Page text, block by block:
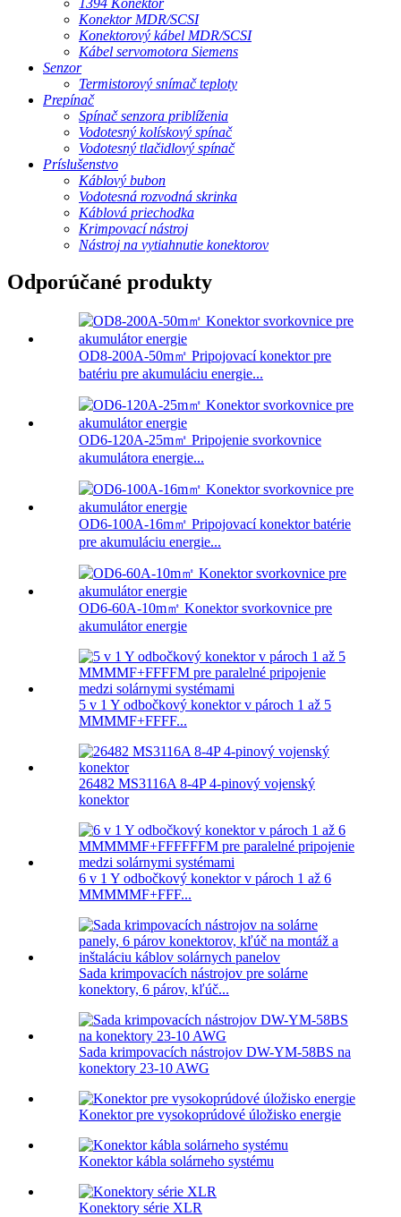
Konektor MDR/SCSI
Konektorový kábel MDR/SCSI
Kábel servomotora Siemens
Senzor
Termistorový snímač teploty
Prepínač
Spínač senzora priblíženia
Vodotesný kolískový spínač
Vodotesný tlačidlový spínač
Príslušenstvo
Káblový bubon
Vodotesná rozvodná skrinka
Káblová priechodka
Krimpovací nástroj
Nástroj na vytiahnutie konektorov
Odporúčané produkty
OD8-200A-50m㎡ Pripojovací konektor pre
batériu pre akumuláciu energie...
OD6-120A-25m㎡ Pripojenie svorkovnice
akumulátora energie...
OD6-100A-16m㎡ Pripojovací konektor batérie
pre akumuláciu energie...
OD6-60A-10m㎡ Konektor svorkovnice pre
akumulátor energie
5 v 1 Y odbočkový konektor v pároch 1 až 5
MMMMF+FFFF...
26482 MS3116A 8-4P 4-pinový vojenský
konektor
6 v 1 Y odbočkový konektor v pároch 1 až 6
MMMMMF+FFF...
Sada krimpovacích nástrojov pre solárne
konektory, 6 párov, kľúč...
Sada krimpovacích nástrojov DW-YM-58BS na
konektory 23-10 AWG
Konektor pre vysokoprúdové úložisko energie
Konektor kábla solárneho systému
Konektory série XLR